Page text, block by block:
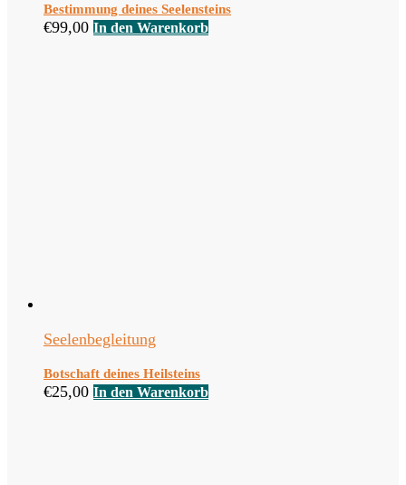
Bestimmung deines Seelensteins
€99,00 In den Warenkorb
Seelenbegleitung
Botschaft deines Heilsteins
€25,00 In den Warenkorb